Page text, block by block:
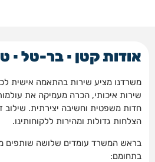
אודות קטן ▪ בר-טל ▪
משרדנו מציע שירות בהתאמה אישית
שירות איכותי, הכרה מעמיקה את
חדות משפטית וחשיבה יצירתית. שילוב
הצלחות גדולות ומהירות ללקוחותינו.
בראש המשרד עומדים שלושה שותפים
בתחומם: